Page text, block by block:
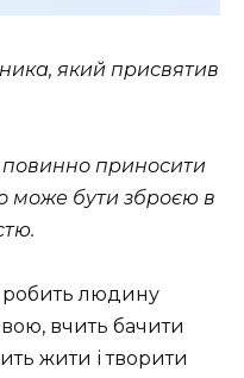
який присвятив
приносити
може бути зброєю в
робить людину
вчить бачити
жити і творити